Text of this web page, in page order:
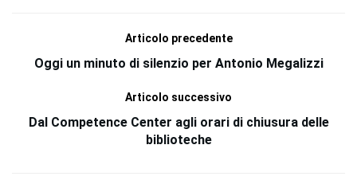
Articolo precedente
Oggi un minuto di silenzio per Antonio Megalizzi
Articolo successivo
Dal Competence Center agli orari di chiusura delle
biblioteche